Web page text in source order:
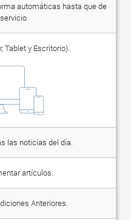
automáticas hasta que de
Tablet y Escritorio).
las noticias del día.
artículos.
Anteriores.